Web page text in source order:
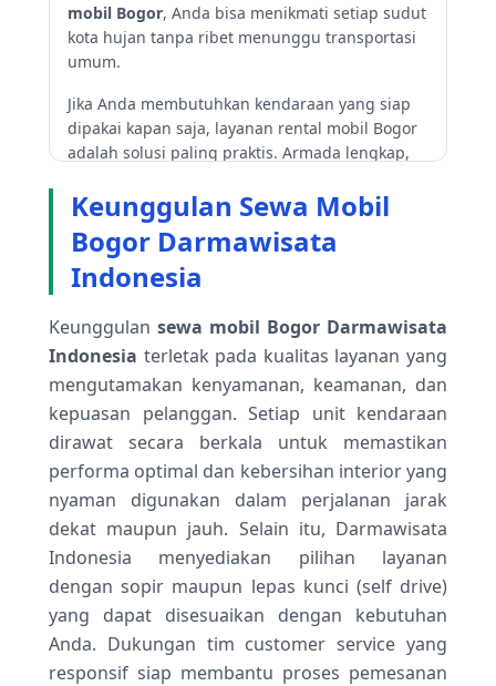
mobil Bogor, Anda bisa menikmati setiap sudut
kota hujan tanpa ribet menunggu transportasi
umum.
Jika Anda membutuhkan kendaraan yang siap
dipakai kapan saja, layanan rental mobil Bogor
adalah solusi paling praktis. Armada lengkap,
memastikan perjalanan Anda berjalan lancar
dari awal sampai akhir. Dengan rental mobil,
Anda bisa merasakan kenyamanan berkendara
tanpa khawatir soal jadwal atau cuaca.
Keunggulan Sewa Mobil
Bogor Darmawisata
Indonesia
Keunggulan sewa mobil Bogor Darmawisata
Indonesia terletak pada kualitas layanan yang
mengutamakan kenyamanan, keamanan, dan
kepuasan pelanggan. Setiap unit kendaraan
dirawat secara berkala untuk memastikan
performa optimal dan kebersihan interior yang
nyaman digunakan dalam perjalanan jarak
dekat maupun jauh. Selain itu, Darmawisata
Indonesia menyediakan pilihan layanan
dengan sopir maupun lepas kunci (self drive)
yang dapat disesuaikan dengan kebutuhan
Anda. Dukungan tim customer service yang
responsif siap membantu proses pemesanan